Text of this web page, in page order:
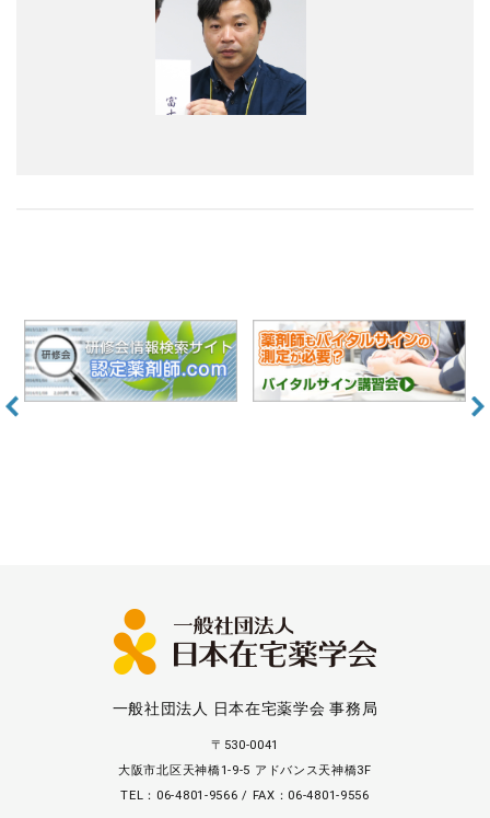
一般社団法人 日本在宅薬学会 事務局
〒530-0041
大阪市北区天神橋1-9-5 アドバンス天神橋3F
TEL：06-4801-9566 / FAX：06-4801-9556